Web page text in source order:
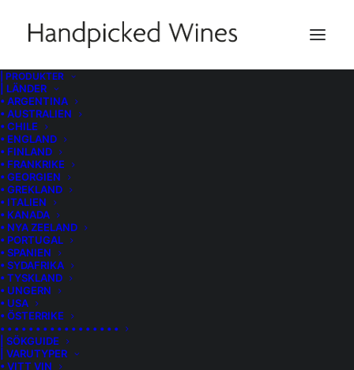
| PRODUKTER
| LÄNDER
• ARGENTINA
• AUSTRALIEN
• CHILE
• ENGLAND
• FINLAND
• FRANKRIKE
• GEORGIEN
• GREKLAND
• ITALIEN
• KANADA
• NYA ZEELAND
• PORTUGAL
• SPANIEN
• SYDAFRIKA
• TYSKLAND
• UNGERN
• USA
• ÖSTERRIKE
• • • • • • • • • • • • • • • • •
| SÖKGUIDE
| VARUTYPER
• VITT VIN